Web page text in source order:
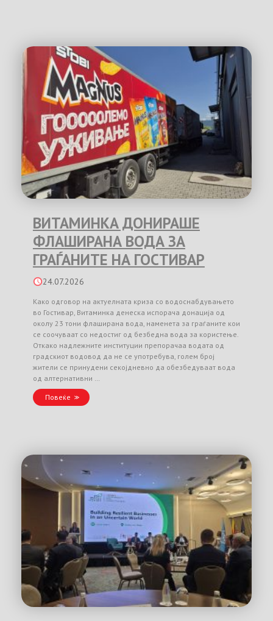
ВИТАМИНКА ДОНИРАШЕ
ФЛАШИРАНА ВОДА ЗА
ГРАЃАНИТЕ НА ГОСТИВАР
24.07.2026
Како одговор на актуелната криза со водоснабдувањето
во Гостивар, Витаминка денеска испорача донација од
околу 23 тони флаширана вода, наменета за граѓаните кои
се соочуваат со недостиг од безбедна вода за користење.
Откако надлежните институции препорачаа водата од
градскиот водовод да не се употребува, голем број
жители се принудени секојдневно да обезбедуваат вода
од алтернативни …
Повеќе